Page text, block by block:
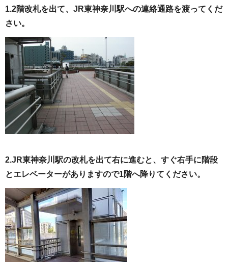
1.2階改札を出て、JR東神奈川駅への連絡通路を渡ってくだ
さい。
2.JR東神奈川駅の改札を出て右に進むと、すぐ右手に階段
とエレベーターがありますので1階へ降りてください。